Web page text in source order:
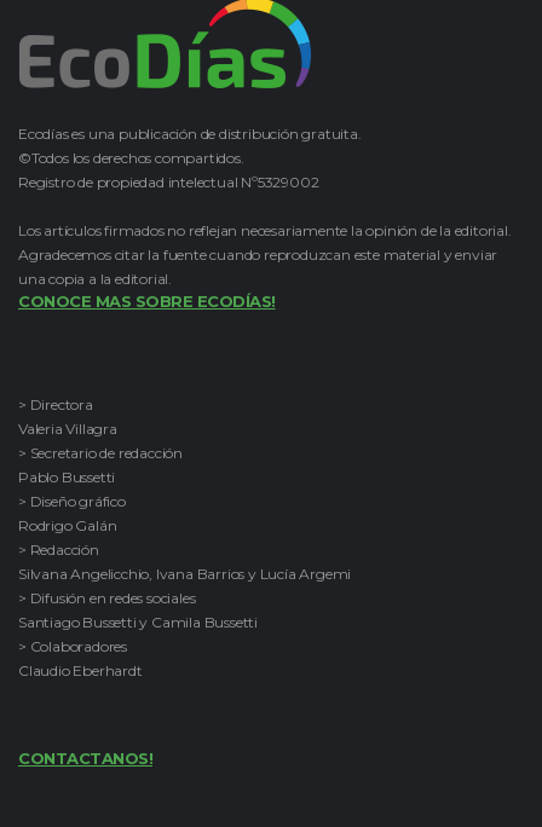
Ecodías es una publicación de distribución gratuita.
©Todos los derechos compartidos.
Registro de propiedad intelectual Nº5329002
Los artículos firmados no reflejan necesariamente la opinión de la editorial.
Agradecemos citar la fuente cuando reproduzcan este material y enviar
una copia a la editorial.
CONOCE MAS SOBRE ECODÍAS!
> Directora
Valeria Villagra
> Secretario de redacción
Pablo Bussetti
> Diseño gráfico
Rodrigo Galán
> Redacción
Silvana Angelicchio, Ivana Barrios y Lucía Argemi
> Difusión en redes sociales
Santiago Bussetti y Camila Bussetti
> Colaboradores
Claudio Eberhardt
CONTACTANOS!